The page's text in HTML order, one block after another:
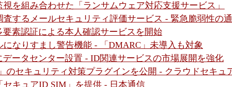
を組み合わせた「ランサムウェア対応支援サービス」
査するメールセキュリティ評価サービス - 緊急脆弱性の
要素認証による本人確認サービスを開始
になりすまし警告機能 - 「DMARC」未導入も対象
データセンター設置 - ID関連サービスの市場展開を強化
」のセキュリティ対策プラグインを公開 - クラウドセキュ
セキュアID SIM」を提供 - 日本通信